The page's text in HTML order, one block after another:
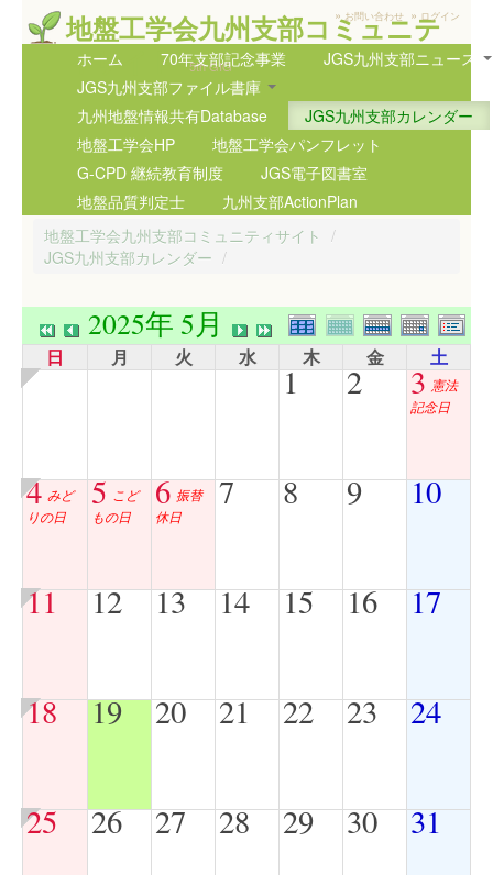
地盤工学会九州支部コミュニテ
ィサイト
5th GIG
» お問い合わせ » ログイン
ホーム 70年支部記念事業
JGS九州支部ニュース
JGS九州支部ファイル書庫
九州地盤情報共有Database
JGS九州支部カレンダー
地盤工学会HP
地盤工学会パンフレット
G-CPD 継続教育制度
JGS電子図書室
地盤品質判定士
九州支部ActionPlan
地盤工学会九州支部コミュニティサイト /
JGS九州支部カレンダー /
2025年 5月
日 月 火 水 木 金 土
1 2 3 憲法
記念日
4 みど
りの日
5 こど
もの日
6 振替
休日
7 8 9 10
11 12 13 14 15 16 17
18 19 20 21 22 23 24
25 26 27 28 29 30 31